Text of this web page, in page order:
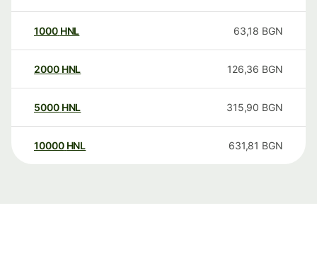
1000 HNL 63,18 BGN
2000 HNL 126,36 BGN
5000 HNL 315,90 BGN
10000 HNL 631,81 BGN